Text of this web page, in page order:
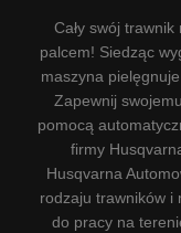
Cały swój
palcem! Siedząc
maszyna
Zapewnij
pomocą
firmy
Husqvarna
rodzaju trawników i
do pracy na